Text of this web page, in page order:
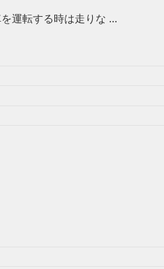
運転する時は走りな ...